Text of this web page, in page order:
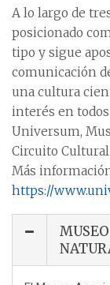
A lo largo de
posicionado
tipo y sigue
comunicación
una cultura
interés en todos
Universum,
Circuito Cultural
Más
https://